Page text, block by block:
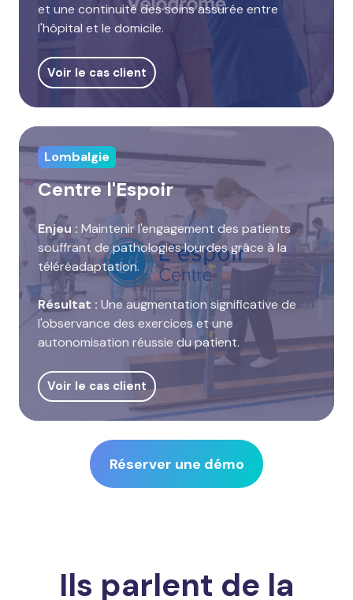
et une continuité des soins assurée entre
l'hôpital et le domicile.
Voir le cas client
Lombalgie
Centre l'Espoir
Enjeu : Maintenir l'engagement des patients
souffrant de pathologies lourdes grâce à la
téléréadaptation.
Résultat : Une augmentation significative de
l'observance des exercices et une
autonomisation réussie du patient.
Voir le cas client
Réserver une démo
Ils parlent de la